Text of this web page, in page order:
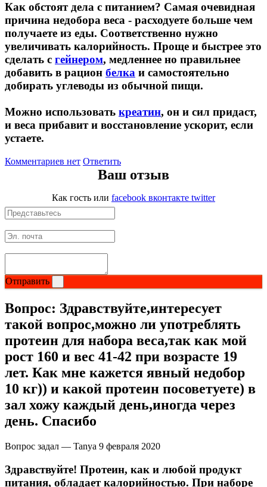
Для тренировки
НАЗАД
BCAA
НАЗАД
Порошковые BCAA
Предтренировочные комплексы
Изотоники
Бета-аланин
Комплексы аминокислот
Энергетики
Таурин
Глютамин
Как обстоят дела с питанием? Самая очевидная
причина недобора веса - расходуете больше чем
получаете из еды. Соответственно нужно
увеличивать калорийность. Проще и быстрее это
сделать с гейнером, медленнее но правильнее
добавить в рацион белка и самостоятельно
добирать углеводы из обычной пищи.
Можно использовать креатин, он и сил придаст,
и веса прибавит и восстановление ускорит, если
устаете.
Комментариев нет Ответить
Ваш отзыв
Как гость или facebook вконтакте twitter
Отправить
Вопрос: Здравствуйте,интересует
такой вопрос,можно ли употреблять
протеин для набора веса,так как мой
рост 160 и вес 41-42 при возрасте 19
лет. Как мне кажется явный недобор
10 кг)) и какой протеин посоветуете) в
зал хожу каждый день,иногда через
день. Спасибо
Вопрос задал — Tanya 9 февраля 2020
Здравствуйте! Протеин, как и любой продукт
питания, обладает калорийностью. При наборе